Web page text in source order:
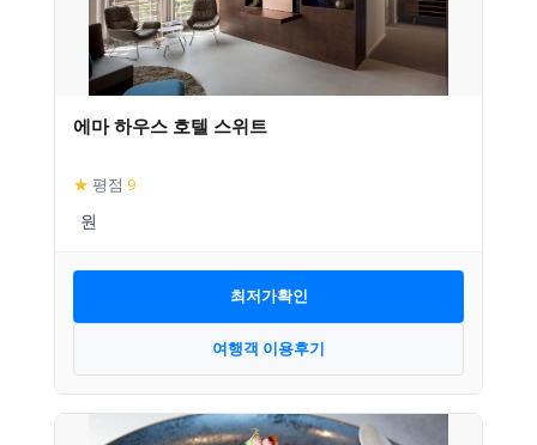
에마 하우스 호텔 스위트
★ 평점 9
최저가확인
여행객 이용후기